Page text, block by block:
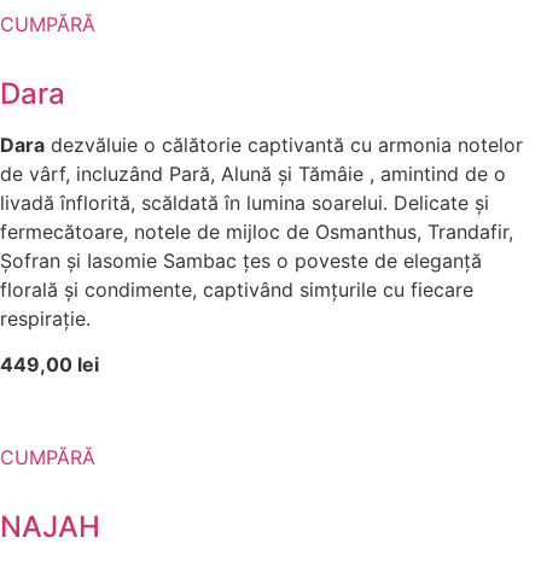
CUMPĂRĂ
Dara
Dara dezvăluie o călătorie captivantă cu armonia notelor
de vârf, incluzând Pară, Alună și Tămâie , amintind de o
livadă înflorită, scăldată în lumina soarelui. Delicate și
fermecătoare, notele de mijloc de Osmanthus, Trandafir,
Șofran și Iasomie Sambac țes o poveste de eleganță
florală și condimente, captivând simțurile cu fiecare
respirație.
449,00 lei
CUMPĂRĂ
NAJAH